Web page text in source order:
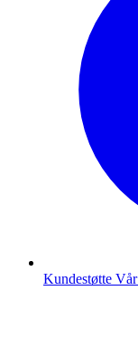
Kundestøtte